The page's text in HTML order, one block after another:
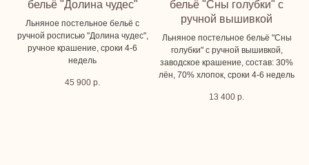
бельё "Долина чудес"
Льняное постельное бельё с
ручной росписью "Долина чудес",
ручное крашение, сроки 4-6
недель
45 900 р.
бельё "Сны голубки" с
ручной вышивкой
Льняное постельное бельё "Сны
голубки" с ручной вышивкой,
заводское крашение, состав: 30%
лён, 70% хлопок, сроки 4-6 недель
13 400 р.